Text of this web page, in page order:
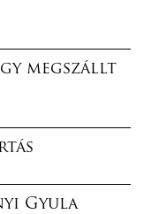
megszállt
Gyula